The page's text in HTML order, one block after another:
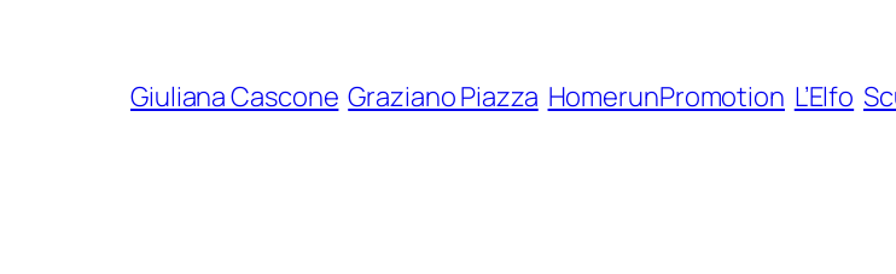
Giuliana Cascone Graziano Piazza HomerunPromotion L’Elfo